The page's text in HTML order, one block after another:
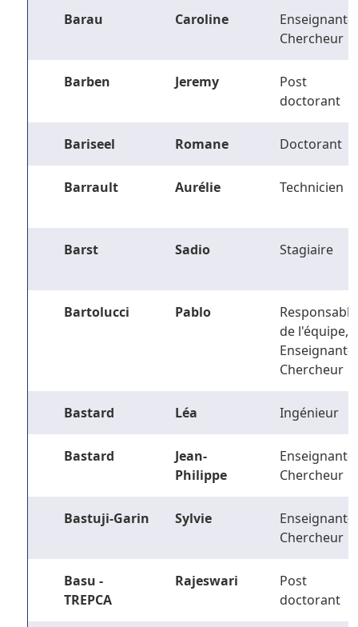
Barau Caroline
Enseignant-
Chercheur
Barben Jeremy
Post
doctorant
Bariseel Romane Doctorant
Barrault Aurélie Technicien
Barst Sadio Stagiaire
Bartolucci Pablo
Responsable
de l'équipe,
Enseignant-
Chercheur
Bastard Léa Ingénieur
Bastard
Jean-
Philippe
Enseignant-
Chercheur
Bastuji-Garin Sylvie
Enseignant-
Chercheur
Basu -
TREPCA
Rajeswari
Post
doctorant